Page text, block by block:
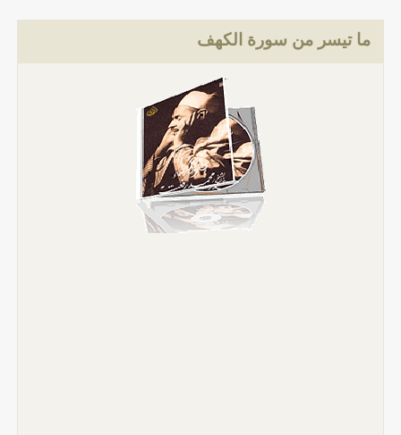
ما تيسر من سورة الكهف